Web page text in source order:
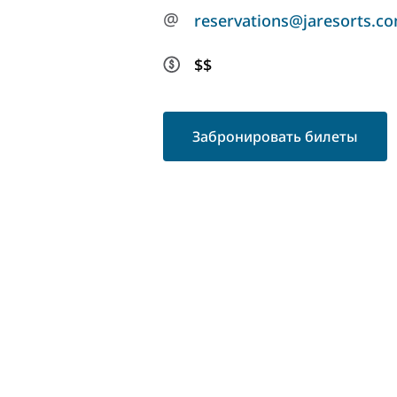
@
$$
Забронировать билеты